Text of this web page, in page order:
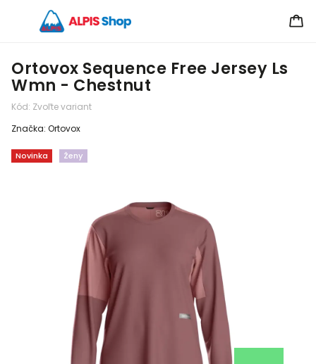
Ortovox Sequence Free Jersey Ls
Wmn - Chestnut
Kód: Zvoľte variant
Novinka Ženy
Značka: Ortovox